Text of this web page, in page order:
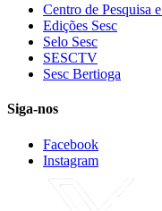
Centro de Pesquisa
Edições Sesc
Selo Sesc
SESCTV
Sesc Bertioga
Siga-nos
Facebook
Instagram